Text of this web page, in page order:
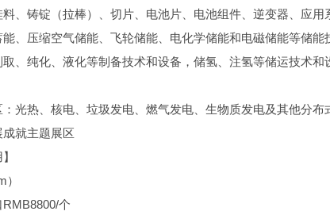
、铸锭（拉棒）、切片、电池片、电池组件、逆变器、应用
、压缩空气储能、飞轮储能、电化学储能和电磁储能等储能
、纯化、液化等制备技术和设备，储氢、注氢等储运技术
光热、核电、垃圾发电、燃气发电、生物质发电及其他分布
就主题展区
个